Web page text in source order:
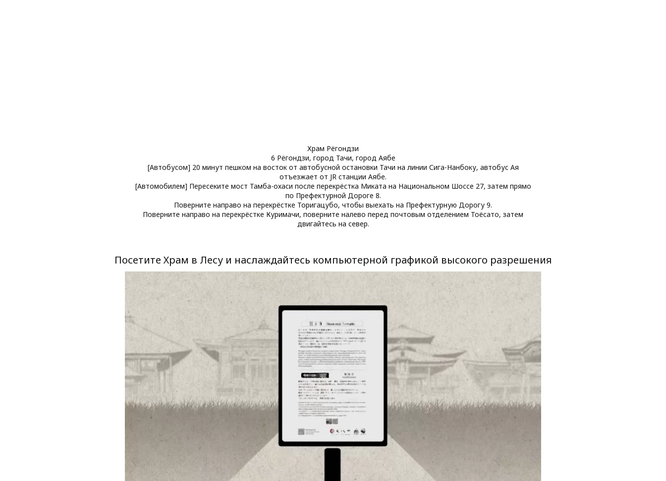
Храм Рёгондзи
6 Рёгондзи, город Тачи, город Аябе
[Автобусом] 20 минут пешком на восток от автобусной остановки Тачи на линии Сига-Нанбоку, автобус Ая
отъезжает от JR станции Аябе.
[Автомобилем] Пересеките мост Тамба-охаси после перекрёстка Миката на Национальном Шоссе 27, затем прямо
по Префектурной Дороге 8.
Поверните направо на перекрёстке Торигацубо, чтобы выехать на Префектурную Дорогу 9.
Поверните направо на перекрёстке Куримачи, поверните налево перед почтовым отделением Тоёсато, затем
двигайтесь на север.
Посетите Храм в Лесу и наслаждайтесь компьютерной графикой высокого разрешения